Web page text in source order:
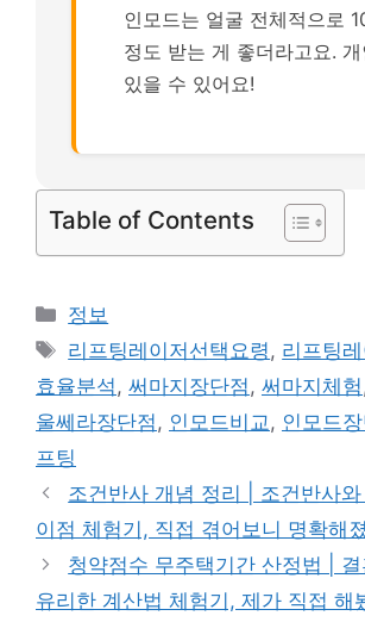
인모드는 얼굴 전체적으로
정도 받는 게 좋더라고요.
있을 수 있어요!
Table of Contents
카
테
리
정보
태
그
리프팅레이저선택요령, 리프팅
효율분석, 써마지장단점, 써마지체험
울쎄라장단점, 인모드비교, 인모드
프팅
조건반사 개념 정리 | 조건반사
이점 체험기, 직접 겪어보니 명확해
청약점수 무주택기간 산정법 |
유리한 계산법 체험기, 제가 직접 해